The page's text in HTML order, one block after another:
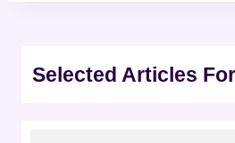
Selected Articles